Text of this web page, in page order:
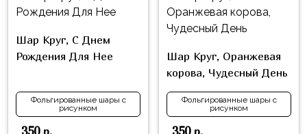
Шар Круг, С Днем
Рождения Для Нее
Фольгированные шары с
рисунком
350р.
Шар Круг, Оранжевая
корова, Чудесный День
Фольгированные шары с
рисунком
350р.
Техника
Животные
Звёздные
Войны